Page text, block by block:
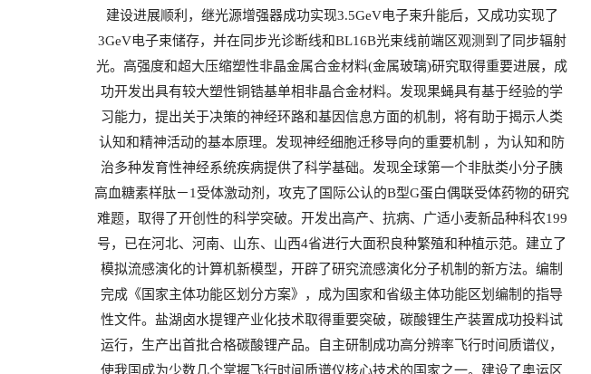
建设进展顺利，继光源增强器成功实现3.5GeV电子束升能后，又成功实现了
3GeV电子束储存，并在同步光诊断线和BL16B光束线前端区观测到了同步辐射
光。高强度和超大压缩塑性非晶金属合金材料(金属玻璃)研究取得重要进展，成
功开发出具有较大塑性铜锆基单相非晶合金材料。发现果蝇具有基于经验的学
习能力，提出关于决策的神经环路和基因信息方面的机制，将有助于揭示人类
认知和精神活动的基本原理。发现神经细胞迁移导向的重要机制 ，为认知和防
治多种发育性神经系统疾病提供了科学基础。发现全球第一个非肽类小分子胰
高血糖素样肽－1受体激动剂，攻克了国际公认的B型G蛋白偶联受体药物的研究
难题，取得了开创性的科学突破。开发出高产、抗病、广适小麦新品种科农199
号，已在河北、河南、山东、山西4省进行大面积良种繁殖和种植示范。建立了
模拟流感演化的计算机新模型，开辟了研究流感演化分子机制的新方法。编制
完成《国家主体功能区划分方案》，成为国家和省级主体功能区划编制的指导
性文件。盐湖卤水提锂产业化技术取得重要突破，碳酸锂生产装置成功投料试
运行，生产出首批合格碳酸锂产品。自主研制成功高分辨率飞行时间质谱仪，
使我国成为少数几个掌握飞行时间质谱仪核心技术的国家之一。建设了奥运区